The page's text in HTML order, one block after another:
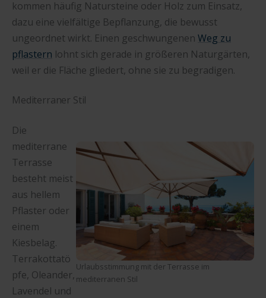
kommen häufig Natursteine oder Holz zum Einsatz,
dazu eine vielfältige Bepflanzung, die bewusst
ungeordnet wirkt. Einen geschwungenen Weg zu
pflastern lohnt sich gerade in größeren Naturgärten,
weil er die Fläche gliedert, ohne sie zu begradigen.
Mediterraner Stil
Urlaubsstimmung mit der Terrasse im
mediterranen Stil
Die
mediterrane
Terrasse
besteht meist
aus hellem
Pflaster oder
einem
Kiesbelag.
Terrakottatö
pfe, Oleander,
Lavendel und